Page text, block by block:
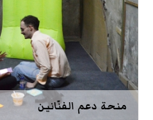
منحة دعم الفنّانين